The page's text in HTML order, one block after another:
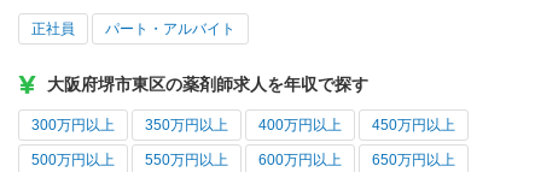
正社員 パート・アルバイト
大阪府堺市東区の薬剤師求人を年収で探す
300万円以上 350万円以上 400万円以上 450万円以上
500万円以上 550万円以上 600万円以上 650万円以上